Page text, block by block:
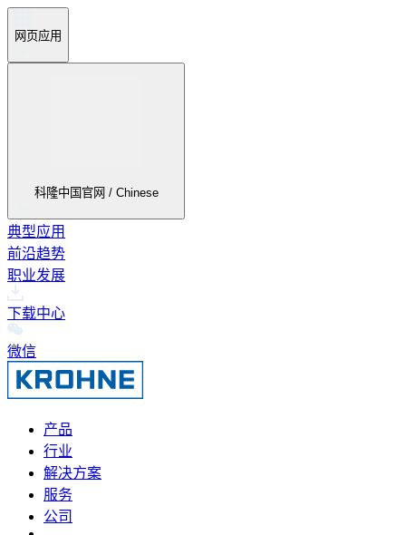
网页应用
科隆中国官网 / Chinese
典型应用
前沿趋势
职业发展
下载中心
微信
产品
行业
解决方案
服务
公司